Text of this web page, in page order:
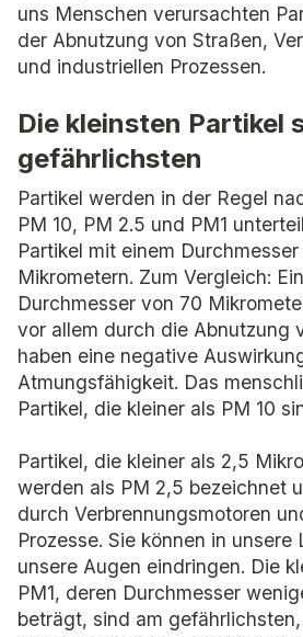
uns Menschen verursachten
der Abnutzung von Straßen,
und industriellen Prozessen.
Die kleinsten Partikel
gefährlichsten
Partikel werden in der Regel
PM 10, PM 2.5 und PM1
Partikel mit einem
Mikrometern. Zum Vergleich:
Durchmesser von 70
vor allem durch die Abnutzung
haben eine negative
Atmungsfähigkeit. Das
Partikel, die kleiner als PM 10
Partikel, die kleiner als 2,5
werden als PM 2,5 bezeichnet
durch Verbrennungsmotoren
Prozesse. Sie können in unsere
unsere Augen eindringen. Die
PM1, deren Durchmesser
beträgt, sind am